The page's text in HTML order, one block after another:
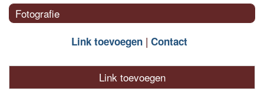
Fotografie
Link toevoegen Contact
Link toevoegen